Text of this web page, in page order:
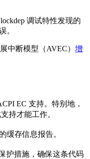
调试特性发现的
。
中断模型（AVEC） 增
EC 支持。特别地，
持才能工作。
缓存信息报告。
护措施，确保这条代码